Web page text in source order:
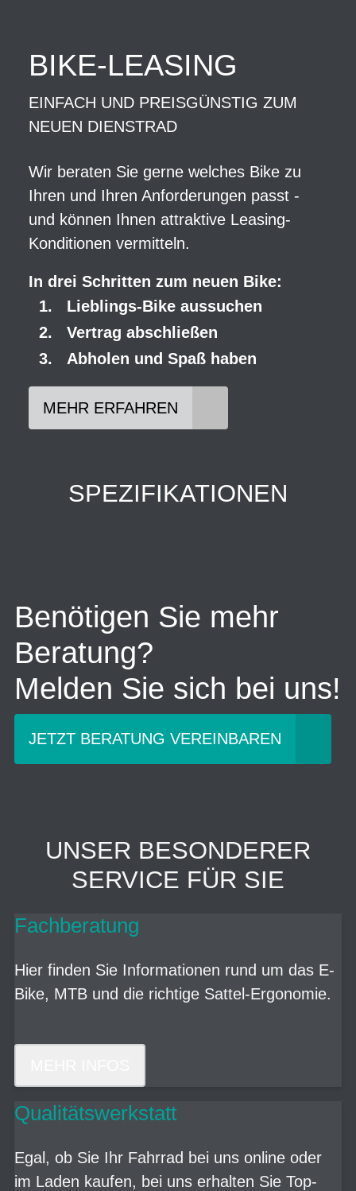
BIKE-LEASING
EINFACH UND PREISGÜNSTIG ZUM
NEUEN DIENSTRAD
Wir beraten Sie gerne welches Bike zu
Ihren und Ihren Anforderungen passt -
und können Ihnen attraktive Leasing-
Konditionen vermitteln.
In drei Schritten zum neuen Bike:
Lieblings-Bike aussuchen
Vertrag abschließen
Abholen und Spaß haben
MEHR ERFAHREN
SPEZIFIKATIONEN
Benötigen Sie mehr
Beratung?
Melden Sie sich bei uns!
JETZT BERATUNG VEREINBAREN
UNSER BESONDERER
SERVICE FÜR SIE
Fachberatung
Hier finden Sie Informationen rund um das E-
Bike, MTB und die richtige Sattel-Ergonomie.
Qualitätswerkstatt
Egal, ob Sie Ihr Fahrrad bei uns online oder
im Laden kaufen, bei uns erhalten Sie Top-